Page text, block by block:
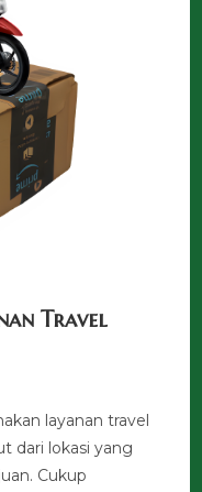
Travel
layanan travel
dari lokasi yang
Cukup